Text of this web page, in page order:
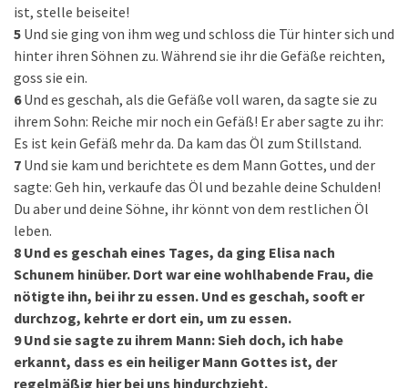
ist, stelle beiseite!
5 Und sie ging von ihm weg und schloss die Tür hinter sich und
hinter ihren Söhnen zu. Während sie ihr die Gefäße reichten,
goss sie ein.
6 Und es geschah, als die Gefäße voll waren, da sagte sie zu
ihrem Sohn: Reiche mir noch ein Gefäß! Er aber sagte zu ihr:
Es ist kein Gefäß mehr da. Da kam das Öl zum Stillstand.
7 Und sie kam und berichtete es dem Mann Gottes, und der
sagte: Geh hin, verkaufe das Öl und bezahle deine Schulden!
Du aber und deine Söhne, ihr könnt von dem restlichen Öl
leben.
8 Und es geschah eines Tages, da ging Elisa nach
Schunem hinüber. Dort war eine wohlhabende Frau, die
nötigte ihn, bei ihr zu essen. Und es geschah, sooft er
durchzog, kehrte er dort ein, um zu essen.
9 Und sie sagte zu ihrem Mann: Sieh doch, ich habe
erkannt, dass es ein heiliger Mann Gottes ist, der
regelmäßig hier bei uns hindurchzieht.